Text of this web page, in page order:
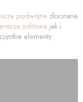
podwójne docinane
sufitowe jak i
elementy